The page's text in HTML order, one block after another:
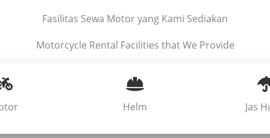
Fasilitas Sewa Motor yang Kami Sediakan
Motorcycle Rental Facilities that We Provide
Helm Jas